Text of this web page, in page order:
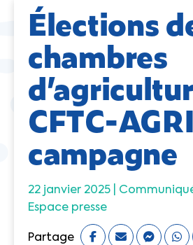
Élections
chambres
CFTC-
campagne
22 janvier 2025 |
Espace presse
Partage